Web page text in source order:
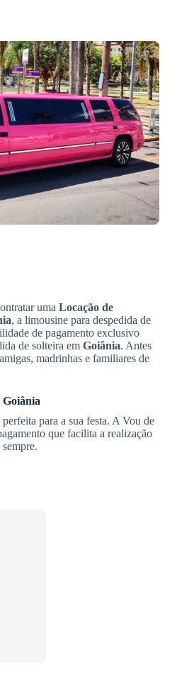
uma Locação de
, a limousine para despedida de
de pagamento exclusivo
de solteira em Goiânia. Antes
madrinhas e familiares de
Goiânia
perfeita para a sua festa. A Vou de
que facilita a realização